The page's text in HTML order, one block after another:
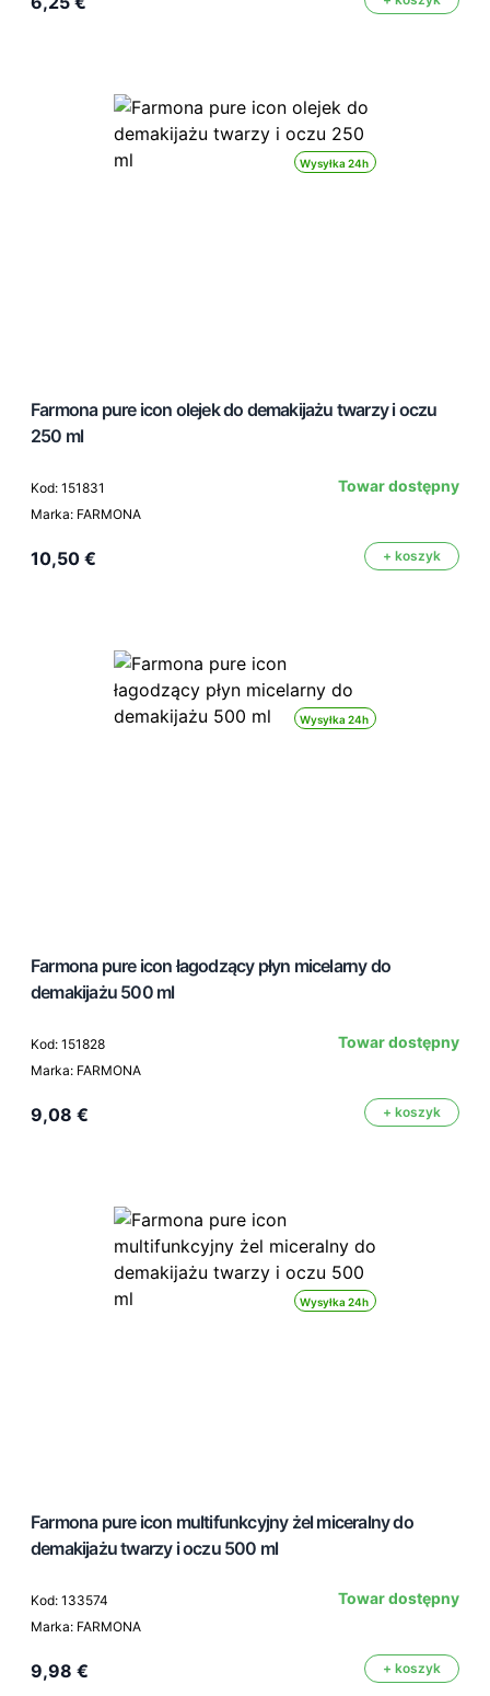
Wysyłka 24h
Farmona pure icon olejek do demakijażu twarzy i oczu
250 ml
Kod: 151831
Marka: FARMONA
Towar dostępny
10,50 € + koszyk
Wysyłka 24h
Farmona pure icon łagodzący płyn micelarny do
demakijażu 500 ml
Kod: 151828
Marka: FARMONA
Towar dostępny
9,08 € + koszyk
Wysyłka 24h
Farmona pure icon multifunkcyjny żel miceralny do
demakijażu twarzy i oczu 500 ml
Kod: 133574
Marka: FARMONA
Towar dostępny
9,98 € + koszyk